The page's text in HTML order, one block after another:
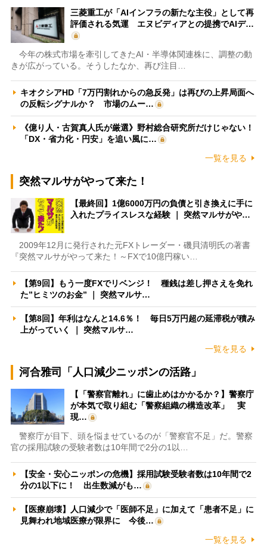
三菱重工が「AIインフラの新たな主役」として再
評価される気運 エヌビディアとの提携でAIデ…
今年の株式市場を牽引してきたAI・半導体関連株に、調整の動
きが広がっている。そうしたなか、再び注目…
キオクシアHD「7万円割れからの急反発」は再びの上昇局面へ
の反転シグナルか？ 市場のムー…
《億り人・古賀真人氏が厳選》野村総合研究所だけじゃない！
「DX・省力化・円安」を追い風に…
一覧を見る
突然マルサがやって来た！
【最終回】1億6000万円の負債と引き換えに手に
入れたプライスレスな経験 ｜ 突然マルサがや…
2009年12月に発行された元FXトレーダー・磯貝清明氏の著書
『突然マルサがやって来た！～FXで10億円稼い…
【第9回】もう一度FXでリベンジ！ 種銭は差し押さえを免れ
た”ヒミツのお金” ｜ 突然マルサ…
【第8回】年利はなんと14.6％！ 毎日5万円超の延滞税が積み
上がっていく ｜ 突然マルサ…
一覧を見る
河合雅司「人口減少ニッポンの活路」
【「警察官離れ」に歯止めはかかるか？】警察庁
が本気で取り組む「警察組織の構造改革」 実
現…
警察庁が目下、頭を悩ませているのが「警察官不足」だ。警察
官の採用試験の受験者数は10年間で2分の1以…
【安全・安心ニッポンの危機】採用試験受験者数は10年間で2
分の1以下に！ 出生数減がも…
【医療崩壊】人口減少で「医師不足」に加えて「患者不足」に
見舞われ地域医療が限界に 今後…
一覧を見る